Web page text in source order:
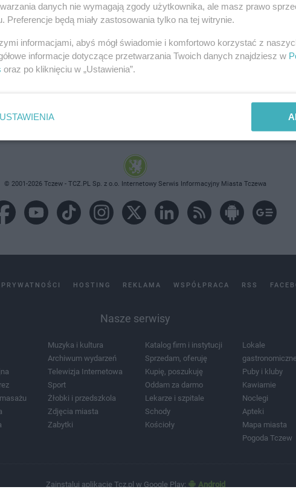
ogłoszenie nie istnieje lub nie jest jeszcze aktywne!
© 2001-2026 Tczew - TCZ.PL Sp. z o.o. Internetowy Serwis Informacyjny Miasta Tczewa
HOSTING REKLAMA WSPÓŁPRACA RSS
Nasze serwisy
Muzyka i kultura
Archiwum wydarzeń
Telewizja Internetowa
Sport
Żłobki i przedszkola
Zdjęcia miasta
Zabytki
Katalog firm i instytucji
Sprzedam, oferuję
Kupię, poszukuję
Oddam za darmo
Lekarze i szpitale
Schody
Kościoły
Lokale
gastronomiczne
Puby i kluby
Kawiarnie
Noclegi
Apteki
Mapa miasta
Pogoda Tczew
Zainstaluj aplikację Tcz.pl w Google Play: Android
danych nie wymagają zgody użytkownika, ale masz prawo
Preferencje będą miały zastosowania tylko na tej witrynie.
informacjami, abyś mógł świadomie i komfortowo korzystać z
informacje dotyczące przetwarzania Twoich danych znajdziesz w
oraz po kliknięciu w „Ustawienia”.
USTAWIENIA